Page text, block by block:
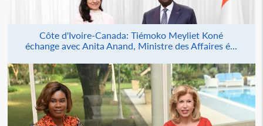
Côte d'Ivoire-Canada: Tiémoko Meyliet Koné
échange avec Anita Anand, Ministre des Affaires é...